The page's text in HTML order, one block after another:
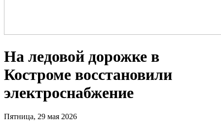
На ледовой дорожке в
Костроме восстановили
электроснабжение
Пятница, 29 мая 2026